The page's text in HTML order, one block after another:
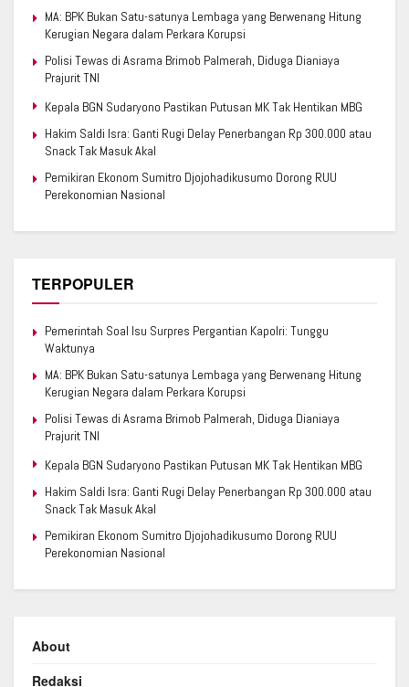
MA: BPK Bukan Satu-satunya Lembaga yang Berwenang Hitung
Kerugian Negara dalam Perkara Korupsi
Polisi Tewas di Asrama Brimob Palmerah, Diduga Dianiaya
Prajurit TNI
Kepala BGN Sudaryono Pastikan Putusan MK Tak Hentikan MBG
Hakim Saldi Isra: Ganti Rugi Delay Penerbangan Rp 300.000 atau
Snack Tak Masuk Akal
Pemikiran Ekonom Sumitro Djojohadikusumo Dorong RUU
Perekonomian Nasional
TERPOPULER
Pemerintah Soal Isu Surpres Pergantian Kapolri: Tunggu
Waktunya
MA: BPK Bukan Satu-satunya Lembaga yang Berwenang Hitung
Kerugian Negara dalam Perkara Korupsi
Polisi Tewas di Asrama Brimob Palmerah, Diduga Dianiaya
Prajurit TNI
Kepala BGN Sudaryono Pastikan Putusan MK Tak Hentikan MBG
Hakim Saldi Isra: Ganti Rugi Delay Penerbangan Rp 300.000 atau
Snack Tak Masuk Akal
Pemikiran Ekonom Sumitro Djojohadikusumo Dorong RUU
Perekonomian Nasional
About
Redaksi